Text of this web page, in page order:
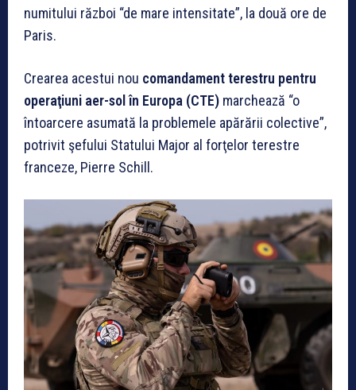
numitului război “de mare intensitate”, la două ore de
Paris.
Crearea acestui nou comandament terestru pentru
operaţiuni aer-sol în Europa (CTE) marchează “o
întoarcere asumată la problemele apărării colective”,
potrivit şefului Statului Major al forţelor terestre
franceze, Pierre Schill.